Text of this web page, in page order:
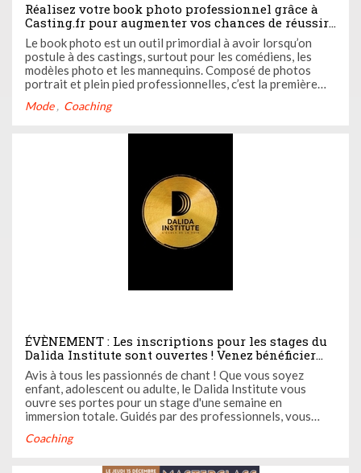
Réalisez votre book photo professionnel grâce à
Casting.fr pour augmenter vos chances de réussir
tous vos castings !
Le book photo est un outil primordial à avoir lorsqu’on
postule à des castings, surtout pour les comédiens, les
modèles photo et les mannequins. Composé de photos
portrait et plein pied professionnelles, c’est la première
regardent. Voilà pourquoi il faut impérativement le
Mode Coaching
ÉVÈNEMENT : Les inscriptions pour les stages du
Dalida Institute sont ouvertes ! Venez bénéficier
d'un accompagnement artistique complet aux
côtés de professionnels
Avis à tous les passionnés de chant ! Que vous soyez
enfant, adolescent ou adulte, le Dalida Institute vous
ouvre ses portes pour un stage d'une semaine en
immersion totale. Guidés par des professionnels, vous
Casting.fr vous en dit plus sur cette expérience unique ci-
Coaching